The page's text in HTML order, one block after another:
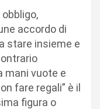
accordo di
stare insieme e
mani vuote e
fare regali” è il
figura o